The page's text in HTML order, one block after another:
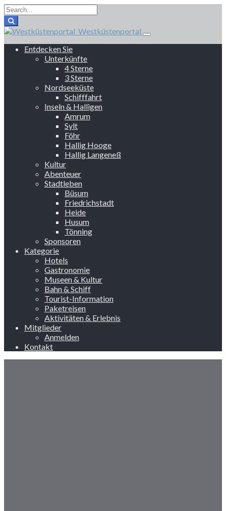
Westküstenportal
Entdecken Sie
Unterkünfte
4 Sterne
3 Sterne
Nordseeküste
Schifffahrt
Inseln & Halligen
Amrum
Sylt
Föhr
Hallig Hooge
Hallig Langeneß
Kultur
Abenteuer
Stadtleben
Büsum
Friedrichstadt
Heide
Husum
Tönning
Sponsoren
Kategorie
Hotels
Gastronomie
Museen & Kultur
Bahn & Schiff
Tourist-Information
Paketreisen
Aktivitäten & Erlebnis
Mitglieder
Anmelden
Kontakt